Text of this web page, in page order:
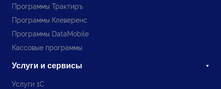
Программы Трактиръ
Программы Клеверенс
Программы DataMobile
Кассовые программы
Услуги и сервисы
Услуги 1С